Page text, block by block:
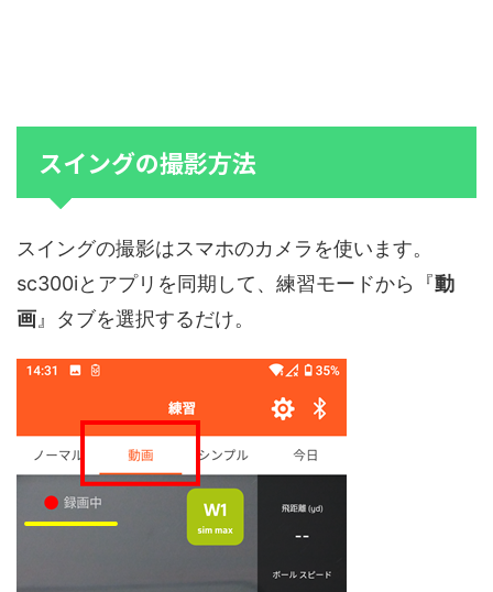
スイングの撮影方法
スイングの撮影はスマホのカメラを使います。
sc300iとアプリを同期して、練習モードから『動
画 』タブを選択するだけ。